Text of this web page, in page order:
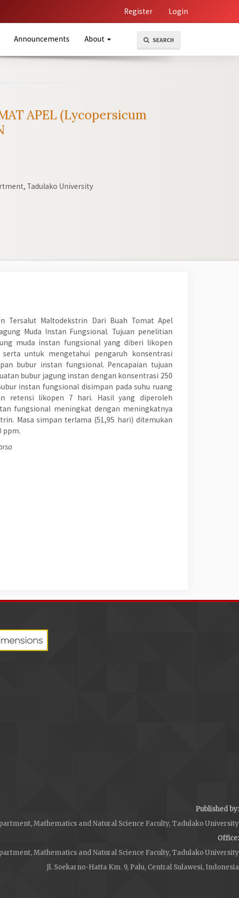
Register Login
Announcements About SEARCH
APEL (Lycopersicum
Tadulako University
Tersalut Maltodekstrin Dari Buah Tomat Apel
Muda Instan Fungsional. Tujuan penelitian
muda instan fungsional yang diberi likopen
untuk mengetahui pengaruh konsentrasi
bubur instan fungsional. Pencapaian tujuan
bubur jagung instan dengan konsentrasi 250
instan fungsional disimpan pada suhu ruang
retensi likopen 7 hari. Hasil yang diperoleh
fungsional meningkat dengan meningkatnya
Masa simpan terlama (51,95 hari) ditemukan
ppm.
Published by:
Mathematics and Natural Science Faculty, Tadulako University
Office:
Mathematics and Natural Science Faculty, Tadulako University
Jl. Soekarno-Hatta Km. 9, Palu, Central Sulawesi, Indonesia